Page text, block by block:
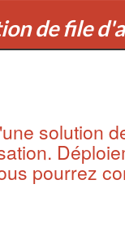
de file
solution
pourrez